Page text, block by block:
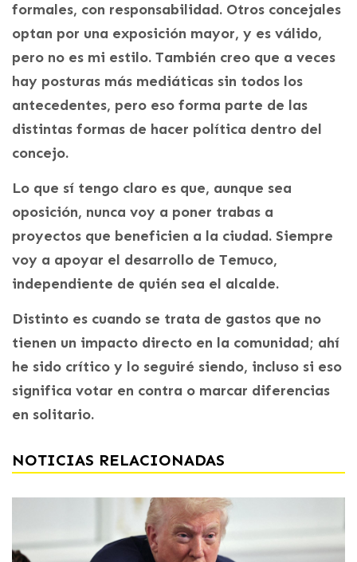
formales, con responsabilidad. Otros concejales
optan por una exposición mayor, y es válido,
pero no es mi estilo. También creo que a veces
hay posturas más mediáticas sin todos los
antecedentes, pero eso forma parte de las
distintas formas de hacer política dentro del
concejo.
Lo que sí tengo claro es que, aunque sea
oposición, nunca voy a poner trabas a
proyectos que beneficien a la ciudad. Siempre
voy a apoyar el desarrollo de Temuco,
independiente de quién sea el alcalde.
Distinto es cuando se trata de gastos que no
tienen un impacto directo en la comunidad; ahí
he sido crítico y lo seguiré siendo, incluso si eso
significa votar en contra o marcar diferencias
en solitario.
NOTICIAS RELACIONADAS